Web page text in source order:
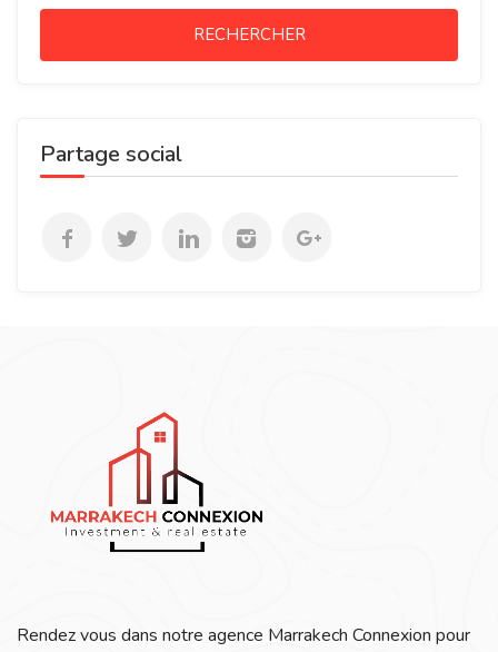
RECHERCHER
Partage social
Rendez vous dans notre agence Marrakech Connexion pour